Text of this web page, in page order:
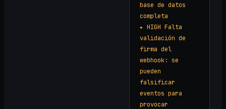
base de datos
completa
▸ HIGH Falta
validación de
firma del
webhook: se
pueden
falsificar
eventos para
provocar